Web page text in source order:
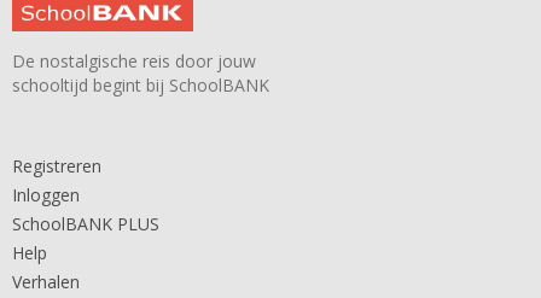
De nostalgische reis door jouw
schooltijd begint bij SchoolBANK
Registreren
Inloggen
SchoolBANK PLUS
Help
Verhalen